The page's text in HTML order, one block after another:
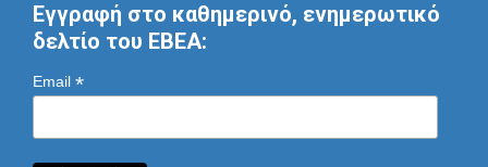
Εγγραφή στο καθημερινό, ενημερωτικό
δελτίο του ΕΒΕΑ:
Email *